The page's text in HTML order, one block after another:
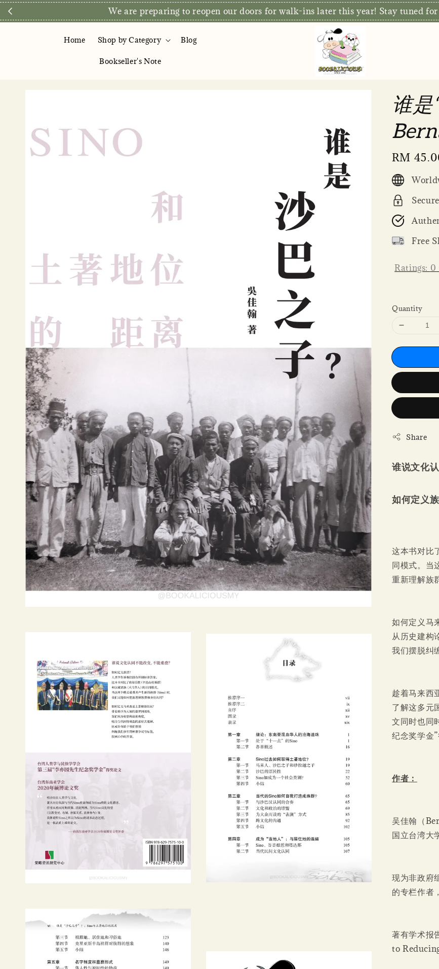
We are preparing to reopen our doors for walk-ins later this year! Stay tuned for
Home Shop by Category Blog
Bookseller's Note
谁是
Regular
price
RM
Free
Ratings: 0
Quantity
Share
谁说文化
如何定义
这本书对比
同模式。当
重新理解族
如何定义马
从历史建构
我们摆脱纠
趁着马来西
了解这多元
文同时也同
纪念奖学金
作者：
吴佳翰（
国立台湾大
现为非政府
的专栏作者
著有学术
to